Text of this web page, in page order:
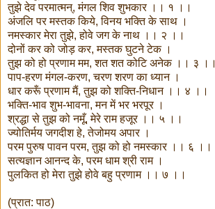
तुझे देव परमात्मन्, मंगल शिव शुभकार ।। १ ।।
अंजलि पर मस्तक किये, विनय भक्ति के साथ ।
नमस्कार मेरा तुझे, होवे जग के नाथ ।। २ ।।
दोनों कर को जोड़ कर, मस्तक घुटने टेक ।
तुझ को हो प्रणाम मम, शत शत कोटि अनेक ।। ३ ।।
पाप-हरण मंगल-करण, चरण शरण का ध्यान ।
धार करूँ प्रणाम मैं, तुझ को शक्ति-निधान ।। ४ ।।
भक्ति-भाव शुभ-भावना, मन में भर भरपूर ।
श्रद्धा से तुझ को नमूँ, मेरे राम हजूर ।। ५ ।।
ज्योतिर्मय जगदीश हे, तेजोमय अपार ।
परम पुरुष पावन परम, तुझ को हो नमस्कार ।। ६ ।।
सत्यज्ञान आनन्द के, परम धाम श्री राम ।
पुलकित हो मेरा तुझे होवे बहु प्रणाम ।। ७ ।।
(प्रात: पाठ)